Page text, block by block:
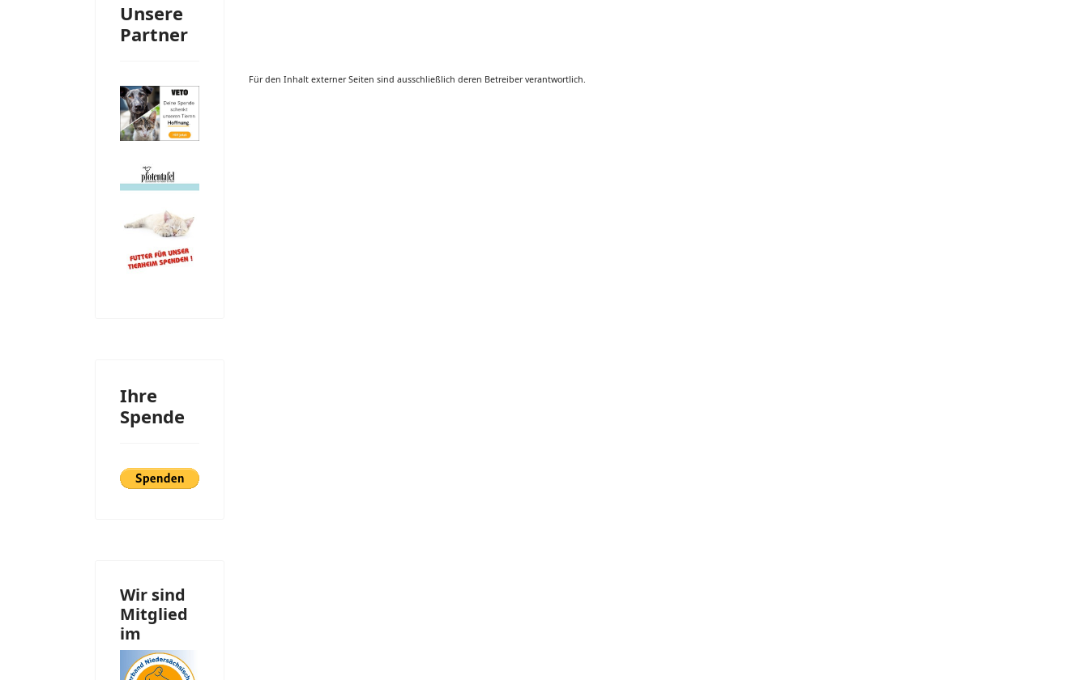
Unsere
Partner
Ihre
Spende
Wir sind
Mitglied
im
Für den Inhalt externer Seiten sind ausschließlich deren Betreiber verantwortlich.